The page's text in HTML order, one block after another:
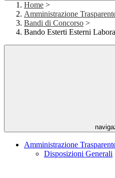
Home >
Amministrazione
Bandi di Concorso >
Bando Esterti Esterni
Amministrazione
Disposizioni Generali